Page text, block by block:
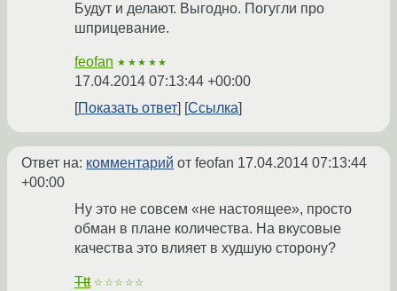
Будут и делают. Выгодно. Погугли про
шприцевание.
feofan ★★★★★
17.04.2014 07:13:44 +00:00
Показать ответ
Ссылка
Ответ на: комментарий от feofan 17.04.2014 07:13:44
+00:00
Ну это не совсем «не настоящее», просто
обман в плане количества. На вкусовые
качества это влияет в худшую сторону?
Ttt ☆☆☆☆☆